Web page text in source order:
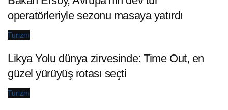
operatörleriyle sezonu masaya yatırdı
Turizm
Likya Yolu dünya zirvesinde: Time Out, en
güzel yürüyüş rotası seçti
Turizm